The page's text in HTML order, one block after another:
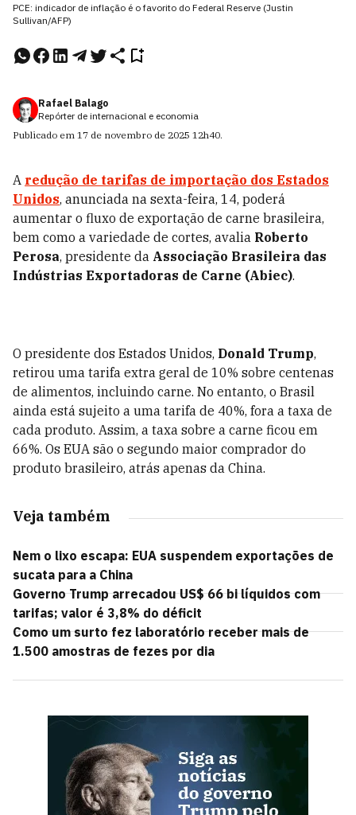
PCE: indicador de inflação é o favorito do Federal Reserve (Justin
Sullivan/AFP)
Rafael Balago
Repórter de internacional e economia
Publicado em 17 de novembro de 2025 12h40.
A redução de tarifas de importação dos Estados
Unidos, anunciada na sexta-feira, 14, poderá
aumentar o fluxo de exportação de carne brasileira,
bem como a variedade de cortes, avalia Roberto
Perosa, presidente da Associação Brasileira das
Indústrias Exportadoras de Carne (Abiec).
O presidente dos Estados Unidos, Donald Trump,
retirou uma tarifa extra geral de 10% sobre centenas
de alimentos, incluindo carne. No entanto, o Brasil
ainda está sujeito a uma tarifa de 40%, fora a taxa de
cada produto. Assim, a taxa sobre a carne ficou em
66%. Os EUA são o segundo maior comprador do
produto brasileiro, atrás apenas da China.
Veja também
Nem o lixo escapa: EUA suspendem exportações de
sucata para a China
Governo Trump arrecadou US$ 66 bi líquidos com
tarifas; valor é 3,8% do déficit
Como um surto fez laboratório receber mais de
1.500 amostras de fezes por dia